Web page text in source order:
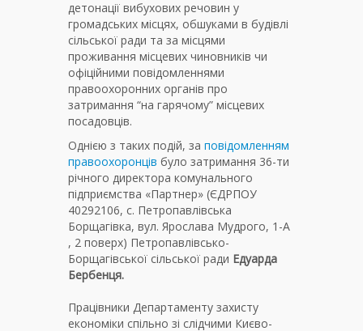
детонації вибухових речовин у
громадських місцях, обшуками в будівлі
сільської ради та за місцями
проживання місцевих чиновників чи
офіційними повідомленнями
правоохоронних органів про
затримання “на гарячому” місцевих
посадовців.
Однією з таких подій, за повідомленням
правоохоронців було затримання 36-ти
річного директора комунального
підприємства «Партнер» (ЄДРПОУ
40292106, с. Петропавлівська
Борщагівка, вул. Ярослава Мудрого, 1-А
, 2 поверх) Петропавлівсько-
Борщагівської сільської ради Едуарда
Бербенця.
Працівники Департаменту захисту
економіки спільно зі слідчими Києво-